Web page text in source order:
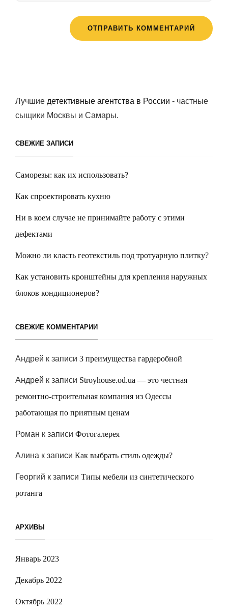
Лучшие детективные агентства в России - частные
сыщики Москвы и Самары.
СВЕЖИЕ ЗАПИСИ
Саморезы: как их использовать?
Как спроектировать кухню
Ни в коем случае не принимайте работу с этими
дефектами
Можно ли класть геотекстиль под тротуарную плитку?
Как установить кронштейны для крепления наружных
блоков кондиционеров?
СВЕЖИЕ КОММЕНТАРИИ
Андрей к записи 3 преимущества гардеробной
Андрей к записи Stroyhouse.od.ua — это честная
ремонтно-строительная компания из Одессы
работающая по приятным ценам
Роман к записи Фотогалерея
Алина к записи Как выбрать стиль одежды?
Георгий к записи Типы мебели из синтетического
ротанга
АРХИВЫ
Январь 2023
Декабрь 2022
Октябрь 2022